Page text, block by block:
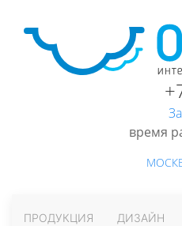
время
ПРОДУКЦИЯ ДИЗАЙН